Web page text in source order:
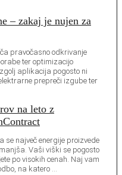
– zakaj je nujen za
pravočasno odkrivanje
ter optimizacijo
aplikacija pogosto ni
prepreči izgube ter
na leto z
se največ energije proizvede
Vaši viški se pogosto
po visokih cenah. Naj vam
na katero …